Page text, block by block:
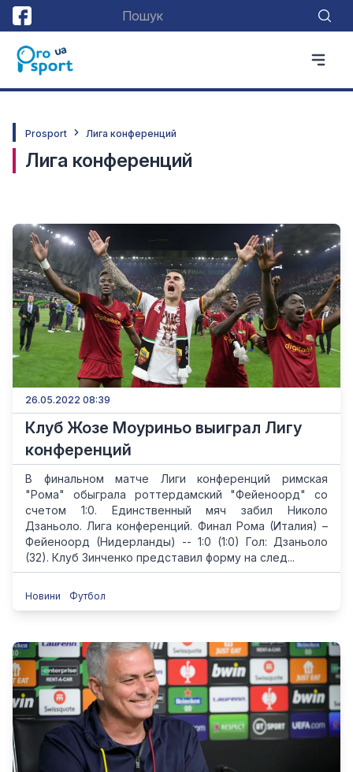
Prosport Лига конференций
Лига конференций
26.05.2022 08:39
Клуб Жозе Моуриньо выиграл Лигу
конференций
В финальном матче Лиги конференций римская
"Рома" обыграла роттердамский "Фейеноорд" со
счетом 1:0. Единственный мяч забил Николо
Дзаньоло. Лига конференций. Финал Рома (Италия) –
Фейеноорд (Нидерланды) -- 1:0 (1:0) Гол: Дзаньоло
(32). Клуб Зинченко представил форму на след...
Новини Футбол